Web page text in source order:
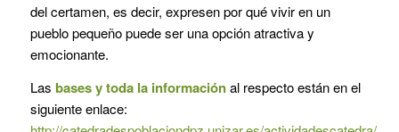
del certamen, es decir, expresen por qué vivir en un
pueblo pequeño puede ser una opción atractiva y
emocionante.
Las bases y toda la informaciónal respecto están en el
siguiente enlace: